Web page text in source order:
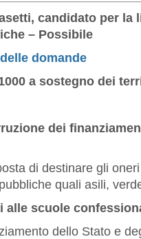
candidato per la
– Possibile
domande
a sostegno dei
dei
di destinare gli
quali asili,
alle scuole
dello Stato e